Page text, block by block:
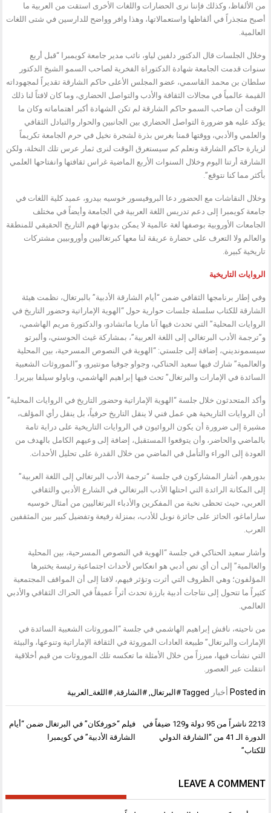
من الألفاظ، وكذلك فإننا نرى الحضارات واللغات الأخرى استقت من العربية ما
أصبح متجذراً في ألفاظها واستعمالاتها، وهذا وافر وواضح للدارسين في شتى اللغات
العالمية.
وخلال الجلسات قال الدكتور دلفين لياو، نائب مدير جامعة كويمبرا “قبل أربع
سنوات قدمت الجامعة شهادة الدكتوراة الفخرية لصاحب السمو الشيخ الدكتور
سلطان بن محمد القاسمي، عضو المجلس الأعلى حاكم الشارقة تقديراً لمجهوداته
القيمة عالمياً في مجالات الثقافة والأدب والتواصل الحضاري، وما كان لافتاً لنا ذلك
الوقت أن صاحب السمو حاكم الشارقة لم تكن الشهادة أكبر اهتماماته وكان ما
يؤكد عليه هو ضرورة التواصل الحضاري بين الجانبين والحوار والتبادل الثقافي
والعلمي والأدبي، ووقتها قمنا بغرس بذرة لشجرة نخيل في حرم الجامعة تكريماً
لزيارة حاكم الشارقة ونعلم كم سيستغرق الوقت لنرى ثمار عرس تلك النخلة، ولكن
الشارقة أرتنا اليوم وخلال السنوات الأربع الماضية غراس ثقافتها وانفتاحها العلمي
بأكثر مما كنا نتوقع”.
وخلال النقاشات مع الحضور دعا البروفيسور خوسيه بيدرو، عميد كلية اللغات في
جامعة كويمبرا إلى دعم تدريس اللغة العربية في الجامعة وأيضاً في مختلف
الجامعات الأوروبية بوصفها لغة عالمية لا يمكن بدونها فهم التاريخ الحقيقي للمنطقة
والعالم ولا التعرف على حضارة عريقة لنا معها كبرتغاليين وأوروبيين مشتركات
تاريخية كبيرة.
الروايات التاريخية
وفي إطار برنامجها الثقافي ضمن “أيام الشارقة الأدبية” بالبرتغال، نظمت هيئة
الشارقة للكتاب سلسلة جلسات حوارية حول “الهوية الإماراتية وحضور التاريخ في
الروايات المحلية” التي تحدث فيها آنا ماريا ماتشادو، والدكتورة مريم الهاشمي،
و”ترجمة الأدب البرتغالي إلى اللغة العربية”، بمشاركة غيث الحوسني، وألبرتو
سيسمونديني، إضافة إلى جلستي: “الهوية في النصوص المسرحية، بين المحلية
والعالمية” شارك فيها سعيد الحناكي، وجواو جوفيا مونتيرو، و”الموروثات الشعبية
السائدة في الإمارات والبرتغال” تحث فيها إبراهيم الهاشمي، وباولو سيلفا بيريرا.
وأكد المتحدثون خلال جلسة “الهوية الإماراتية وحضور التاريخ في الروايات المحلية”
أن الروايات التاريخية هي عمل فني لا ينقل التاريخ حرفياً، بل ينقل رأي المؤلف،
مشيرة إلى ضرورة أن يكون الروائيون في الروايات التاريخية على دراية تامة
بالماضي والحاضر، وأن يتوقعوا المستقبل، إضافة إلى وعيهم الكامل بالهدف من
العودة إلى الوراء والتأمل في الماضي من خلال القدرة على تحليل الأحداث.
بدورهم، أشار المشاركون في جلسة “ترجمة الأدب البرتغالي إلى اللغة العربية”
إلى المكانة الرائدة التي احتلها الأدب البرتغالي في الشارع الأدبي والثقافي
العربي، حيث تحظى نخبة من المفكرين والأدباء البرتغاليين من أمثال خوسيه
ساراماغو، الحائز على جائزة نوبل للأدب، بمنزلة رفيعة وتفضيل كبير بين المثقفين
العرب.
وأشار سعيد الحناكي في جلسة “الهوية في النصوص المسرحية، بين المحلية
والعالمية” إلى أن أي نص أدبي هو انعكاس لأحداث اجتماعية رئيسة يختبرها
المؤلفون؛ وهي الظروف التي أثرت وتؤثر فيهم، لافتا إلى أن المواقف المجتمعية
كثيراً ما تتحول إلى نتاجات أدبية بارزة تحدث أثراً عميقاً في الحراك الثقافي والأدبي
العالمي.
من ناحيته، ناقش إبراهيم الهاشمي في جلسة “الموروثات الشعبية السائدة في
الإمارات والبرتغال” طبيعة العادات الموروثة في الثقافة الإماراتية وتنوعها، والبيئة
التي نشأت فيها، مبرزاً من خلال الأمثلة ما تعكسه تلك الموروثات من قيم أخلاقية
انتقلت عبر العصور.
Posted in أخبار Tagged #البرتغال ,#الشارقة ,#اللغة_العربية
تصفّح
المقالات
فيلم “خورفكان” في البرتغال ضمن “أيام
الشارقة الأدبية” في كويمبرا
2213 ناشراً من 95 دولة و129 ضيفاً في
الدورة الـ 41 من “الشارقة الدولي
للكتاب”
LEAVE A COMMENT